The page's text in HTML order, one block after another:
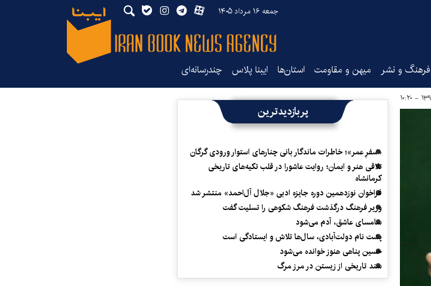
جمعه ۱۶ مرداد ۱۴۰۵
فرهنگ و نشر میهن و مقاومت استان‌ها ایبنا پلاس چندرسانه‌ای
پربازدیدترین
«سفرِ عمر»؛ خاطرات ماندگار بانی چنارهای استوار ورودی گرگان
تلاقی هنر و ایمان؛ روایت عاشورا در قلب تکیه‌های تاریخی
کرمانشاه
فراخوان نوزدهمین دوره جایزه ادبی «جلال آل‌احمد» منتشر شد
وزیر فرهنگ درگذشت فرهنگ شکوهی را تسلیت گفت
سامسای عاشق، آدم می‌شود
پشت نام دولت‌آبادی، سال‌ها تلاش و ایستادگی است
حسین پناهی هنوز خوانده می‌شود
سند تاریخی از زیستن در مرز مرگ